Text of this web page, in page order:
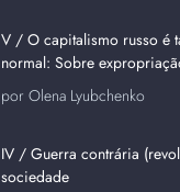
V / O capitalismo russo é
normal: Sobre
por Olena Lyubchenko
IV / Guerra contrária
sociedade